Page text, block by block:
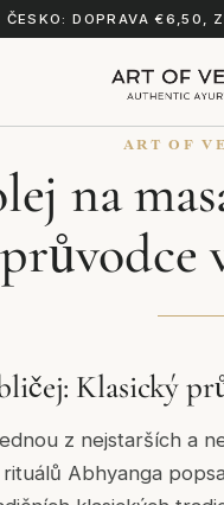
ČESKO: DOPRAVA €6,50,
ART OF
na
průvodce
Klasický
z nejstarších a
Abhyanga